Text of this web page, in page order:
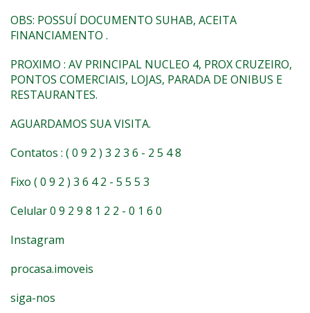
OBS: POSSUÍ DOCUMENTO SUHAB, ACEITA
FINANCIAMENTO .
PROXIMO : AV PRINCIPAL NUCLEO 4, PROX CRUZEIRO,
PONTOS COMERCIAIS, LOJAS, PARADA DE ONIBUS E
RESTAURANTES.
AGUARDAMOS SUA VISITA.
Contatos : ( 0 9 2 ) 3 2 3 6 - 2 5 4 8
Fixo ( 0 9 2 ) 3 6 4 2 - 5 5 5 3
Celular 0 9 2 9 8 1 2 2 - 0 1 6 0
Instagram
procasa.imoveis
siga-nos